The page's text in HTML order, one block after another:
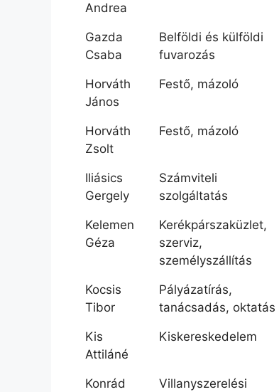
Andrea
Gazda
Csaba
Belföldi és külföldi
fuvarozás
Horváth
János
Festő, mázoló
Horváth
Zsolt
Festő, mázoló
Iliásics
Gergely
Számviteli
szolgáltatás
Kelemen
Géza
Kerékpárszaküzlet,
szerviz,
személyszállítás
Kocsis
Tibor
Pályázatírás,
tanácsadás, oktatás
Kis
Attiláné
Kiskereskedelem
Konrád
Villanyszerelési